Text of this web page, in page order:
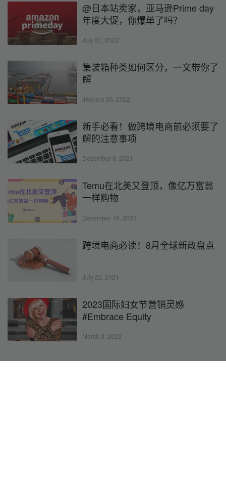
@日本站卖家，亚马逊Prime day
年度大促，你爆单了吗？
July 22, 2022
集装箱种类如何区分，一文带你了
解
January 26, 2022
新手必看！做跨境电商前必须要了
解的注意事项
December 8, 2021
Temu在北美又登顶，像亿万富翁
一样购物
December 18, 2023
跨境电商必读！8月全球新政盘点
July 22, 2021
2023国际妇女节营销灵感
#Embrace Equity
March 3, 2023